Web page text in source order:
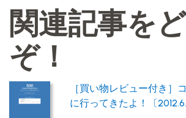
関連記事を
ぞ！
［買い物レビュー付き］
に行ってきたよ！〔